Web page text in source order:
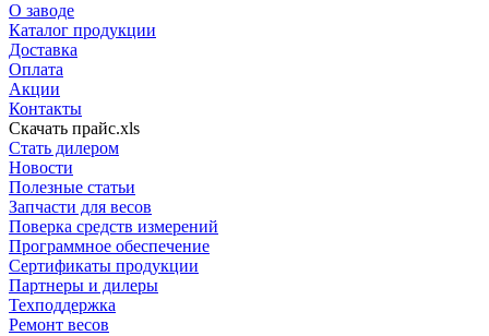
О заводе
Каталог продукции
Доставка
Оплата
Акции
Контакты
Скачать прайс.xls
Стать дилером
Новости
Полезные статьи
Запчасти для весов
Поверка средств измерений
Программное обеспечение
Сертификаты продукции
Партнеры и дилеры
Техподдержка
Ремонт весов